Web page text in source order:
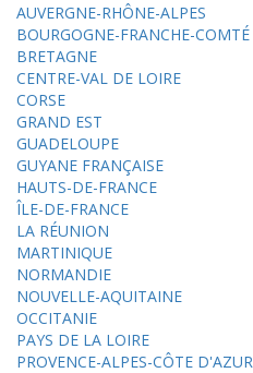
AUVERGNE-RHÔNE-ALPES
BOURGOGNE-FRANCHE-COMTÉ
BRETAGNE
CENTRE-VAL DE LOIRE
CORSE
GRAND EST
GUADELOUPE
GUYANE FRANÇAISE
HAUTS-DE-FRANCE
ÎLE-DE-FRANCE
LA RÉUNION
MARTINIQUE
NORMANDIE
NOUVELLE-AQUITAINE
OCCITANIE
PAYS DE LA LOIRE
PROVENCE-ALPES-CÔTE D'AZUR